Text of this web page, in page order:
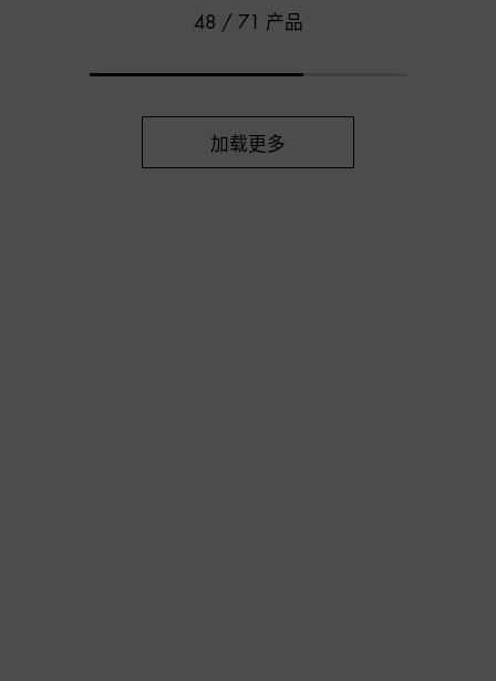
48 / 71 产品
加载更多